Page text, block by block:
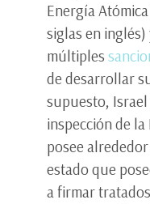
Energía
siglas en
múltiples
de desarrollar
supuesto,
inspección de la
posee
estado que
a firmar